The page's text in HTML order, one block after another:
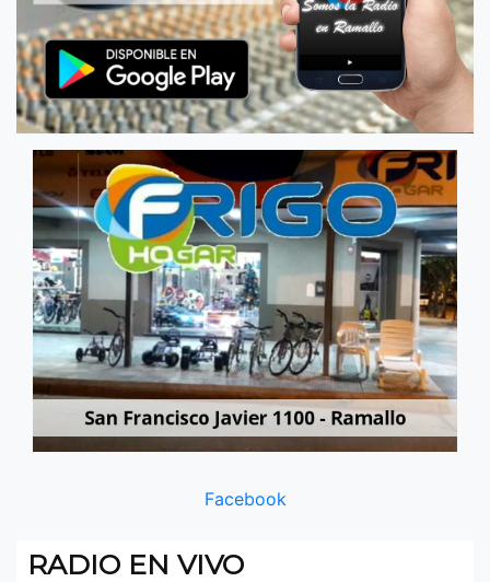
Facebook
RADIO EN VIVO